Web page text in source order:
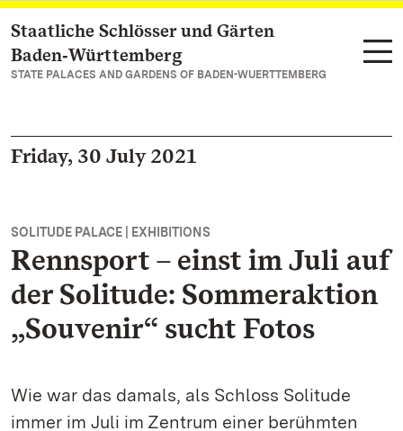
Navigate to main page
Staatliche Schlösser und Gärten
Baden‑Württemberg
STATE PALACES AND GARDENS OF BADEN-WUERTTEMBERG
Friday, 30 July 2021
SOLITUDE PALACE | EXHIBITIONS
Rennsport – einst im Juli auf
der Solitude: Sommeraktion
„Souvenir“ sucht Fotos
Wie war das damals, als Schloss Solitude
immer im Juli im Zentrum einer berühmten